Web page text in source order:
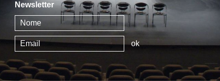
Newsletter
ok